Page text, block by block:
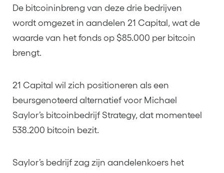
De bitcoininbreng van deze drie bedrijven
wordt omgezet in aandelen 21 Capital, wat de
waarde van het fonds op $85.000 per bitcoin
brengt.
21 Capital wil zich positioneren als een
beursgenoteerd alternatief voor Michael
Saylor’s bitcoinbedrijf Strategy, dat momenteel
538.200 bitcoin bezit.
Saylor’s bedrijf zag zijn aandelenkoers het